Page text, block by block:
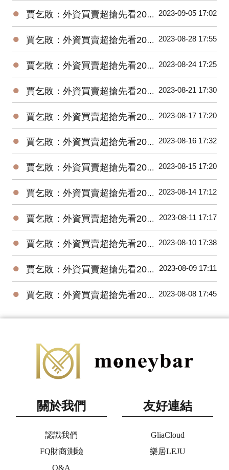
● 賈乞敗：外資買賣超搶先看20230905 2023-09-05 17:02
● 賈乞敗：外資買賣超搶先看20230828 2023-08-28 17:55
● 賈乞敗：外資買賣超搶先看20230824 2023-08-24 17:25
● 賈乞敗：外資買賣超搶先看20230821 2023-08-21 17:30
● 賈乞敗：外資買賣超搶先看20230817 2023-08-17 17:20
● 賈乞敗：外資買賣超搶先看20230816 2023-08-16 17:32
● 賈乞敗：外資買賣超搶先看20230815 2023-08-15 17:20
● 賈乞敗：外資買賣超搶先看20230814 2023-08-14 17:12
● 賈乞敗：外資買賣超搶先看20230811 2023-08-11 17:17
● 賈乞敗：外資買賣超搶先看20230810 2023-08-10 17:38
● 賈乞敗：外資買賣超搶先看20230809 2023-08-09 17:11
● 賈乞敗：外資買賣超搶先看20230808 2023-08-08 17:45
關於我們
認識我們
FQ財商測驗
Q&A
友好連結
GliaCloud
樂居LEJU